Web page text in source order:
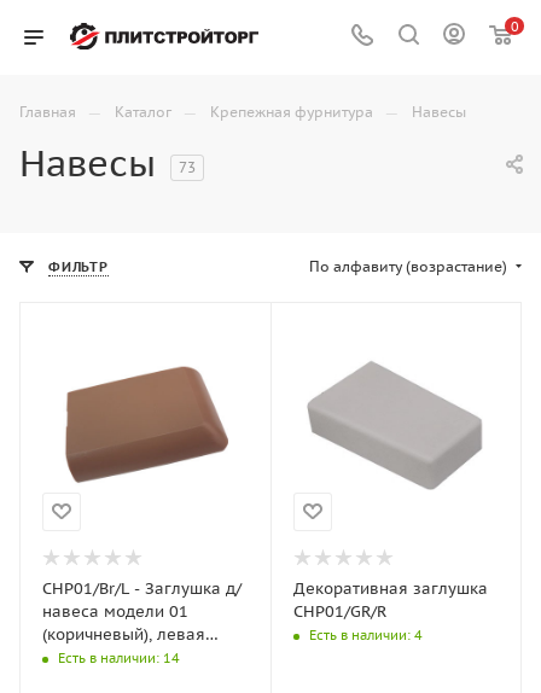
0
Главная — Каталог — Крепежная фурнитура — Навесы
Навесы 73
ФИЛЬТР По алфавиту (возрастание)
CHP01/Br/L - Заглушка д/
навеса модели 01
(коричневый), левая
(Boyard)
Есть в наличии: 14
Декоративная заглушка
CHP01/GR/R
Есть в наличии: 4